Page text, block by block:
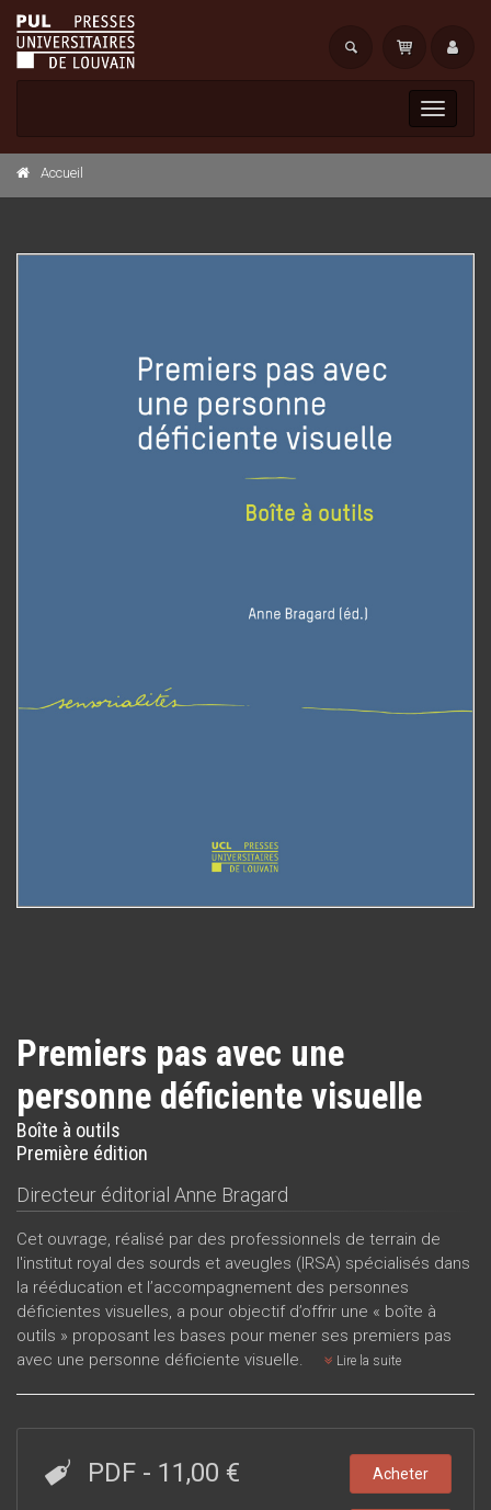
Toggle
Accueil
Premiers pas avec une
personne déficiente visuelle
Boîte à outils
Première édition
Directeur éditorial Anne Bragard
Cet ouvrage, réalisé par des professionnels de terrain de
l'institut royal des sourds et aveugles (IRSA) spécialisés dans
la rééducation et l’accompagnement des personnes
déficientes visuelles, a pour objectif d’offrir une « boîte à
outils » proposant les bases pour mener ses premiers pas
avec une personne déficiente visuelle.
Lire la suite
PDF - 11,00 € Acheter